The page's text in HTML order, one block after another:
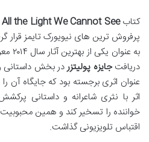
کتابAll the Light We Cannot See
پرفروش ترین های نیویورک تایمز قرار
به
دریافتجایزه پولیتزردر بخش داستانی
عنوان اثری برجسته بود که جایگاه آن
اثر با نثری شاعرانه و داستانی
خواننده را تسخیر کند و همین
اقتباس تلویزیونی گذاشت.